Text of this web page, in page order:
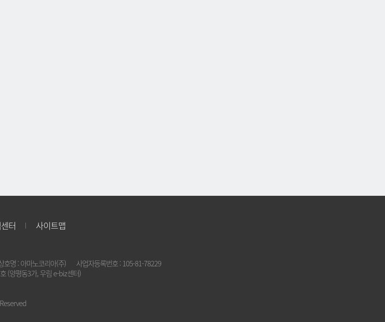
터 사이트맵
호명 : 아마노코리아(주)
사업자등록번호 : 105-81-78229
(양평동3가, 우림 e-biz센터)